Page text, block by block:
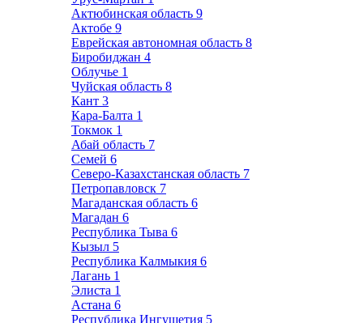
Актюбинская область 9
Актобе 9
Еврейская автономная область 8
Биробиджан 4
Облучье 1
Чуйская область 8
Кант 3
Кара-Балта 1
Токмок 1
Абай область 7
Семей 6
Северо-Казахстанская область 7
Петропавловск 7
Магаданская область 6
Магадан 6
Республика Тыва 6
Кызыл 5
Республика Калмыкия 6
Лагань 1
Элиста 1
Астана 6
Республика Ингушетия 5